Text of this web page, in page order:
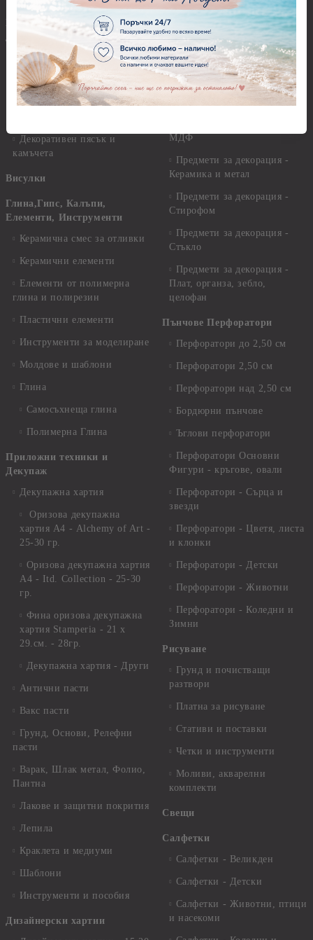
Брокат, пайети, мъниста и
декоративен пясък
Брокати, ледени кристали и
мини перли
Пайети
Декоративен пясък и
камъчета
Висулки
Глина,Гипс, Калъпи,
Елементи, Инструменти
Керамична смес за отливки
Керамични елементи
Елементи от полимерна
глина и полирезин
Пластични елементи
Инструменти за моделиране
Молдове и шаблони
Глина
Самосъхнеща глина
Полимерна Глина
Приложни техники и
Декупаж
Декупажна хартия
Оризова декупажна
хартия А4 - Alchemy of Art -
25-30 гр.
Оризова декупажна хартия
А4 - Itd. Collection - 25-30
гр.
Фина оризова декупажна
хартия Stamperia - 21 х
29.см. - 28гр.
Декупажна хартия - Други
Антични пасти
Вакс пасти
Грунд, Основи, Релефни
пасти
Варак, Шлак метал, Фолио,
Пантна
Лакове и защитни покрития
Лепила
Краклета и медиуми
Шаблони
Инструменти и пособия
Дизайнерски хартии
Предмети за декорация -
Акрил и пластмаса
Предмети за декорация -
Дърво
Предмети за декорация -
Мукава, Картон и Хартия
МДФ
Предмети за декорация -
Керамика и метал
Предмети за декорация -
Стирофом
Предмети за декорация -
Стъкло
Предмети за декорация -
Плат, органза, зебло,
целофан
Пънчове Перфоратори
Перфоратори до 2,50 см
Перфоратори 2,50 см
Перфоратори над 2,50 см
Бордюрни пънчове
Ъглови перфоратори
Перфоратори Основни
Фигури - кръгове, овали
Перфоратори - Сърца и
звезди
Перфоратори - Цветя, листа
и клонки
Перфоратори - Детски
Перфоратори - Животни
Перфоратори - Коледни и
Зимни
Рисуване
Грунд и почистващи
разтвори
Платна за рисуване
Стативи и поставки
Четки и инструменти
Моливи, акварелни
комплекти
Свещи
Салфетки
Салфетки - Великден
Салфетки - Детски
Салфетки - Животни, птици
и насекоми